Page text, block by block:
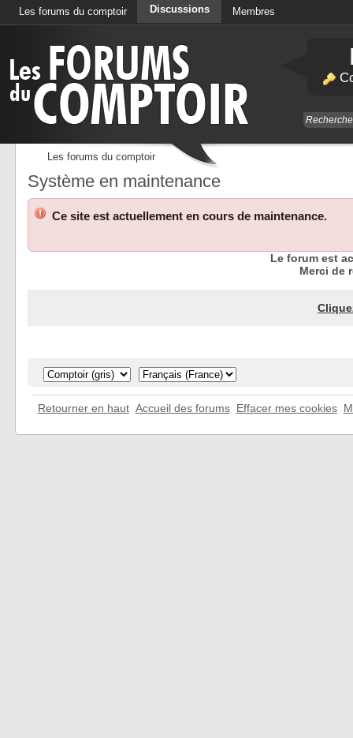
Les forums du comptoir Discussions Membres
Les forums du comptoir
Système en maintenance
Ce site est actuellement en cours de maintenance.
Le forum est
Merci de
Retourner en haut Accueil des forums Effacer mes cookies